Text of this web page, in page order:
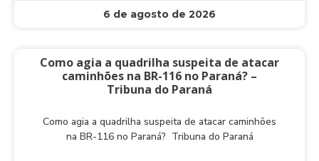
6 de agosto de 2026
Como agia a quadrilha suspeita de atacar
caminhões na BR-116 no Paraná? –
Tribuna do Paraná
Como agia a quadrilha suspeita de atacar caminhões
na BR-116 no Paraná? Tribuna do Paraná